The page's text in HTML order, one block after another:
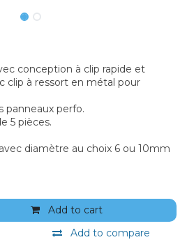
conception à clip rapide et
clip à ressort en métal pour
panneaux perfo.
5 pièces.
diamètre au choix 6 ou 10mm
Add to cart
Add to compare